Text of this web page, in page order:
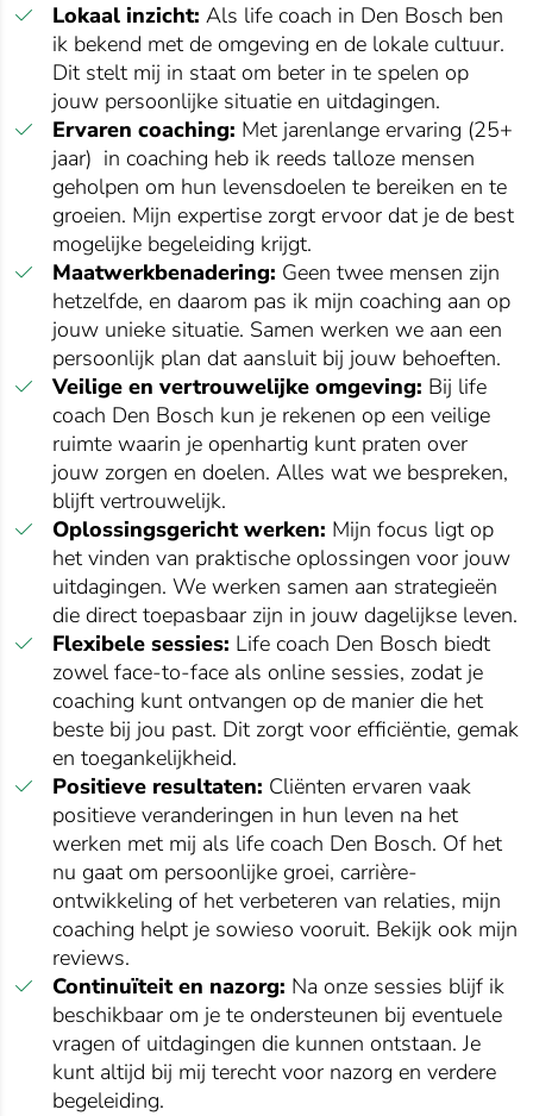
Lokaal inzicht: Als life coach in Den Bosch ben
ik bekend met de omgeving en de lokale cultuur.
Dit stelt mij in staat om beter in te spelen op
jouw persoonlijke situatie en uitdagingen.
Ervaren coaching: Met jarenlange ervaring (25+
jaar) in coaching heb ik reeds talloze mensen
geholpen om hun levensdoelen te bereiken en te
groeien. Mijn expertise zorgt ervoor dat je de best
mogelijke begeleiding krijgt.
Maatwerkbenadering: Geen twee mensen zijn
hetzelfde, en daarom pas ik mijn coaching aan op
jouw unieke situatie. Samen werken we aan een
persoonlijk plan dat aansluit bij jouw behoeften.
Veilige en vertrouwelijke omgeving: Bij life
coach Den Bosch kun je rekenen op een veilige
ruimte waarin je openhartig kunt praten over
jouw zorgen en doelen. Alles wat we bespreken,
blijft vertrouwelijk.
Oplossingsgericht werken: Mijn focus ligt op
het vinden van praktische oplossingen voor jouw
uitdagingen. We werken samen aan strategieën
die direct toepasbaar zijn in jouw dagelijkse leven.
Flexibele sessies: Life coach Den Bosch biedt
zowel face-to-face als online sessies, zodat je
coaching kunt ontvangen op de manier die het
beste bij jou past. Dit zorgt voor efficiëntie, gemak
en toegankelijkheid.
Positieve resultaten: Cliënten ervaren vaak
positieve veranderingen in hun leven na het
werken met mij als life coach Den Bosch. Of het
nu gaat om persoonlijke groei, carrière-
ontwikkeling of het verbeteren van relaties, mijn
coaching helpt je sowieso vooruit. Bekijk ook mijn
reviews.
Continuïteit en nazorg: Na onze sessies blijf ik
beschikbaar om je te ondersteunen bij eventuele
vragen of uitdagingen die kunnen ontstaan. Je
kunt altijd bij mij terecht voor nazorg en verdere
begeleiding.